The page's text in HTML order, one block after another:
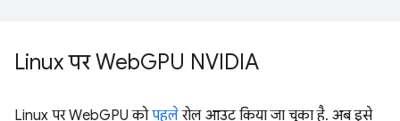
Linux पर WebGPU NVIDIA
Linux पर WebGPU कोपहलेरोल आउट किया जा चुका है. अब इसे